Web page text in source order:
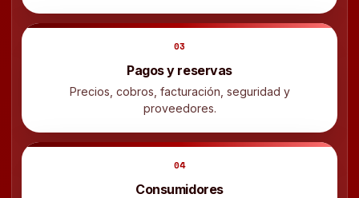
03
Pagos y reservas
Precios, cobros, facturación, seguridad y
proveedores.
04
Consumidores